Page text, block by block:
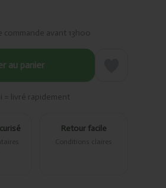
commande avant 13h00
au panier
= livré rapidement
Retour facile
Conditions claires